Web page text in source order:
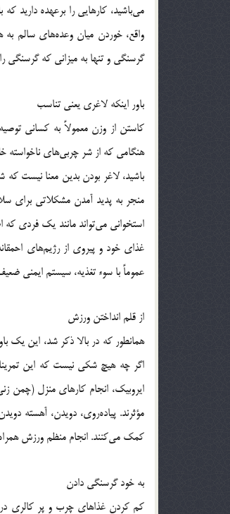
می‌باشید، کارهایی را برعهده
واقع، خوردن میان وعده‌های سالم
گرسنگی و تنها به میزانی که گرسنگی
باور اینکه لاغری یعنی تناسب
هنگامی که از شر چربی‌های ناخواسته
باشید، لاغر بودن بدین معنا نیست
منجر به پدید آمدن مشکلاتی برای
استخوانی می‌تواند مانند یک فردی
غذای خود و پیروی از رژیم‌های
عموماً با سوء تغذیه، سیستم ایمنی
از قلم انداختن ورزش
همانطور که در بالا ذکر شد، این یک
اگر چه هیچ شکی نیست که این
ایروبیک، انجام کارهای منزل (چمن
مؤثرند. پیاده‌روی، دویدن، آهسته
کمک می‌کنند. انجام منظم ورزش
به خود گرسنگی دادن
کم کردن غذاهای چرب و پر کالری